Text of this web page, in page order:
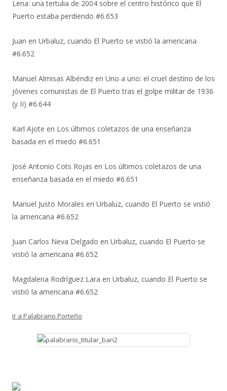
Lena: una tertulia de 2004 sobre el centro histórico que El
Puerto estaba perdiendo #6.653
Juan en Urbaluz, cuando El Puerto se vistió la americana
#6.652
Manuel Almisas Albéndiz en Uno a uno: el cruel destino de los
jóvenes comunistas de El Puerto tras el golpe militar de 1936
(y II) #6.644
Karl Ajote en Los últimos coletazos de una enseñanza
basada en el miedo #6.651
José Antonio Cots Rojas en Los últimos coletazos de una
enseñanza basada en el miedo #6.651
Manuel Justo Morales en Urbaluz, cuando El Puerto se vistió
la americana #6.652
Juan Carlos Neva Delgado en Urbaluz, cuando El Puerto se
vistió la americana #6.652
Magdalena Rodríguez Lara en Urbaluz, cuando El Puerto se
vistió la americana #6.652
Ir a Palabrario Porteño